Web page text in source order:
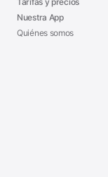
Nuestra App
Quiénes somos